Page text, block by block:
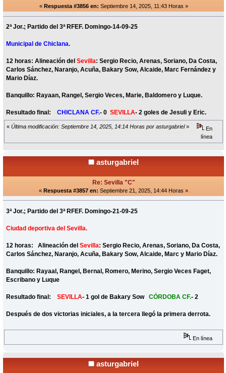
« Respuesta #3856 en: Septiembre 14, 2025, 11:43 Horas »
2ª Jor.; Partido del 3ª RFEF. Domingo-14-09-25
Municipal de Chiclana.
12 horas: Alineación delSevilla: Sergio Recio, Arenas, Soriano, Da Costa,
Carlos Sánchez, Naranjo, Acuña, Bakary Sow, Alcaide, Marc Fernández y
Mario Díaz.
Banquillo: Rayaan, Rangel, Sergio Veces, Marie, Baldomero y Luque.
Resultado final: CHICLANA CF.- 0SEVILLA- 2 goles de Jesuli y Eric.
« Última modificación: Septiembre 14, 2025, 14:14 Horas por asturgabriel»
En
línea
asturgabriel
Re: Sevilla "C"
« Respuesta #3857 en: Septiembre 21, 2025, 14:44 Horas »
3ª Jor.; Partido del 3ª RFEF. Domingo-21-09-25
Ciudad deportiva del Sevilla.
12 horas: Alineación delSevilla: Sergio Recio, Arenas, Soriano, Da Costa,
Carlos Sánchez, Naranjo, Acuña, Bakary Sow, Alcaide, Marc y Mario Díaz.
Banquillo: Rayaal, Rangel, Bernal, Romero, Merino, Sergio Veces Faget,
Escribano y Luque
Resultado final: SEVILLA- 1 gol de Bakary SowCÓRDOBA CF.- 2
Después de dos victorias iniciales, a la tercera llegó la primera derrota.
En línea
asturgabriel